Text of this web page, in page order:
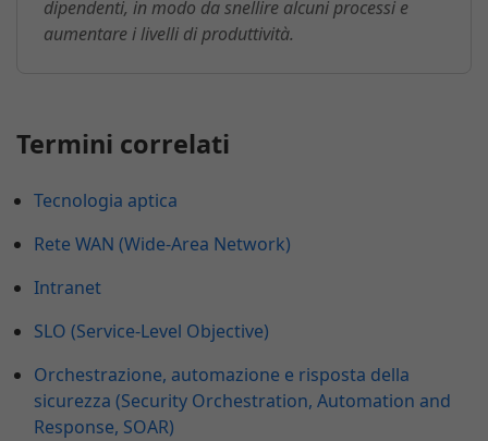
dipendenti, in modo da snellire alcuni processi e
aumentare i livelli di produttività.
Termini correlati
Tecnologia aptica
Rete WAN (Wide-Area Network)
Intranet
SLO (Service-Level Objective)
Orchestrazione, automazione e risposta della
sicurezza (Security Orchestration, Automation and
Response, SOAR)